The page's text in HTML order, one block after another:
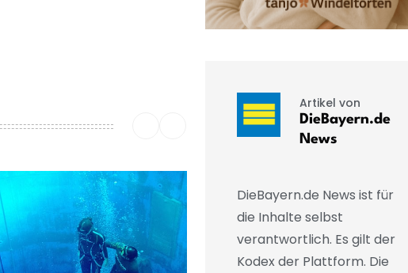
Artikel von
DieBayern.de
News
DieBayern.de News ist für
die Inhalte selbst
verantwortlich. Es gilt der
Kodex der Plattform. Die